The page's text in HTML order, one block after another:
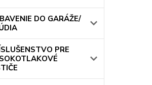
DO GARÁŽE/
PRE